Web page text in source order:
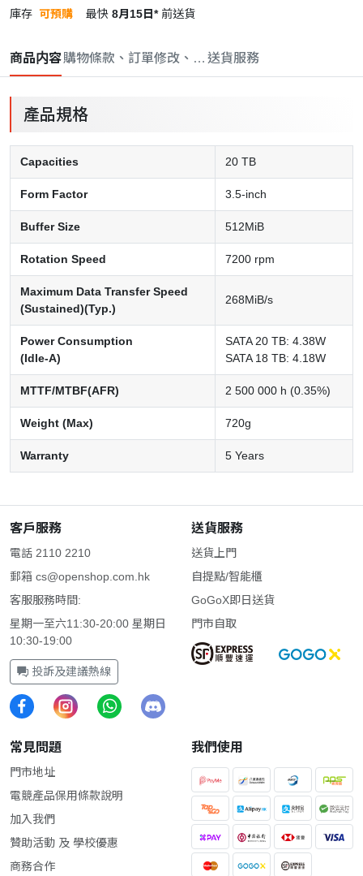
庫存 可預購 最快 8月15日* 前送貨
商品内容購物條款、訂單修改、取消與退款政策
送貨服務
產品規格
Capacities 20 TB
Form Factor 3.5-inch
Buffer Size 512MiB
Rotation Speed 7200 rpm
Maximum Data Transfer Speed
(Sustained)(Typ.)
268MiB/s
Power Consumption
(Idle-A)
SATA 20 TB: 4.38W
SATA 18 TB: 4.18W
MTTF/MTBF(AFR) 2 500 000 h (0.35%)
Weight (Max) 720g
Warranty 5 Years
客戶服務
電話 2110 2210
郵箱 cs@openshop.com.hk
客服服務時間:
星期一至六11:30-20:00 星期日
10:30-19:00
投訴及建議熱線
送貨服務
送貨上門
自提點/智能櫃
GoGoX即日送貨
門市自取
常見問題
門市地址
電競產品保用條款說明
加入我們
贊助活動 及 學校優惠
商務合作
我們使用